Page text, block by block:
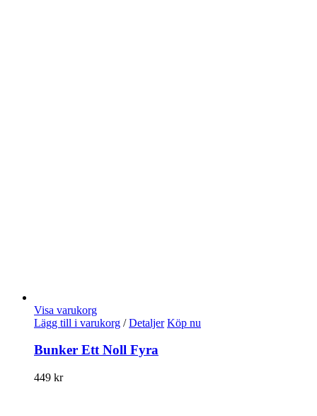
Visa varukorg
Lägg till i varukorg / Detaljer Köp nu
Bunker Ett Noll Fyra
449 kr